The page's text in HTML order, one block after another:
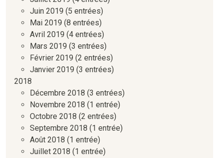
Juin 2019 (5 entrées)
Mai 2019 (8 entrées)
Avril 2019 (4 entrées)
Mars 2019 (3 entrées)
Février 2019 (2 entrées)
Janvier 2019 (3 entrées)
2018
Décembre 2018 (3 entrées)
Novembre 2018 (1 entrée)
Octobre 2018 (2 entrées)
Septembre 2018 (1 entrée)
Août 2018 (1 entrée)
Juillet 2018 (1 entrée)